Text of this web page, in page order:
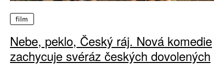
film
Nebe, peklo, Český ráj. Nová komedie
zachycuje svéráz českých dovolených